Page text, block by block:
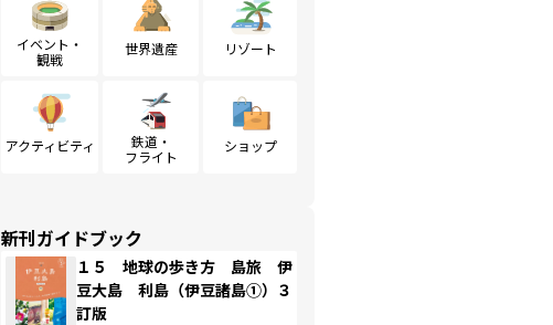
イベント・
観戦
世界遺産 リゾート
アクティビティ
鉄道・
フライト
ショップ
新刊ガイドブック
１５ 地球の歩き方 島旅 伊
豆大島 利島（伊豆諸島①）３
訂版